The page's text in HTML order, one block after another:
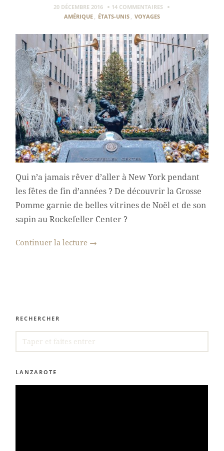
20 DÉCEMBRE 2016
14 COMMENTAIRES
AMÉRIQUE , ÉTATS-UNIS , VOYAGES
Qui n’a jamais rêver d’aller à New York pendant
les fêtes de fin d’années ? De découvrir la Grosse
Pomme garnie de belles vitrines de Noël et de son
sapin au Rockefeller Center ?
Continuer la lecture →
RECHERCHER
FOR:
LANZAROTE